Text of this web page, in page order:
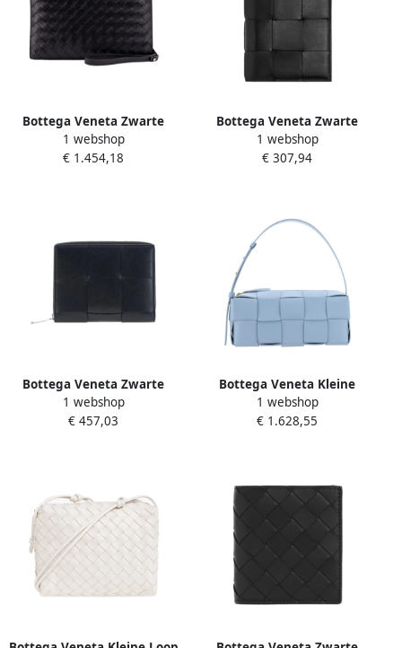
Bottega Veneta Zwarte
Aktetas voor Mannen Black
Heren
1 webshop
€ 1.454,18
Bottega Veneta Zwarte
Leren Portemonnee
Accessoires Black Dames
1 webshop
€ 307,94
Bottega Veneta Zwarte
portemonnee met Intreccio-
weefsel Black Heren
1 webshop
€ 457,03
Bottega Veneta Kleine
Baksteen Cassette Tas Blue
Dames
1 webshop
€ 1.628,55